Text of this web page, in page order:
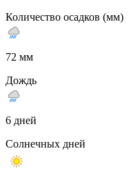
Количество осадков (мм)
72 мм
Дождь
6 дней
Солнечных дней